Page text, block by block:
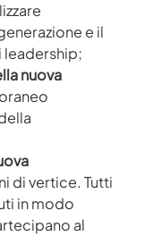
e il
leadership;
nuova
di vertice. Tutti
in modo
al